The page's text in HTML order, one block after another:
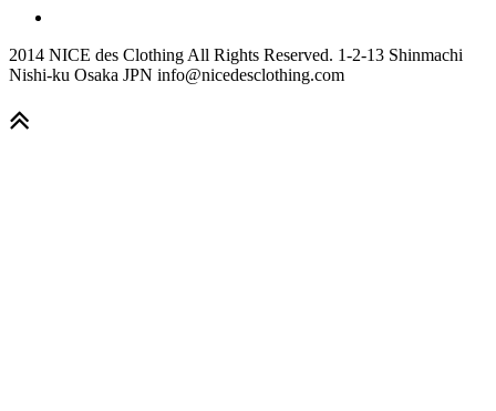
2014 NICE des Clothing All Rights Reserved. 1-2-13 Shinmachi
Nishi-ku Osaka JPN info@nicedesclothing.com